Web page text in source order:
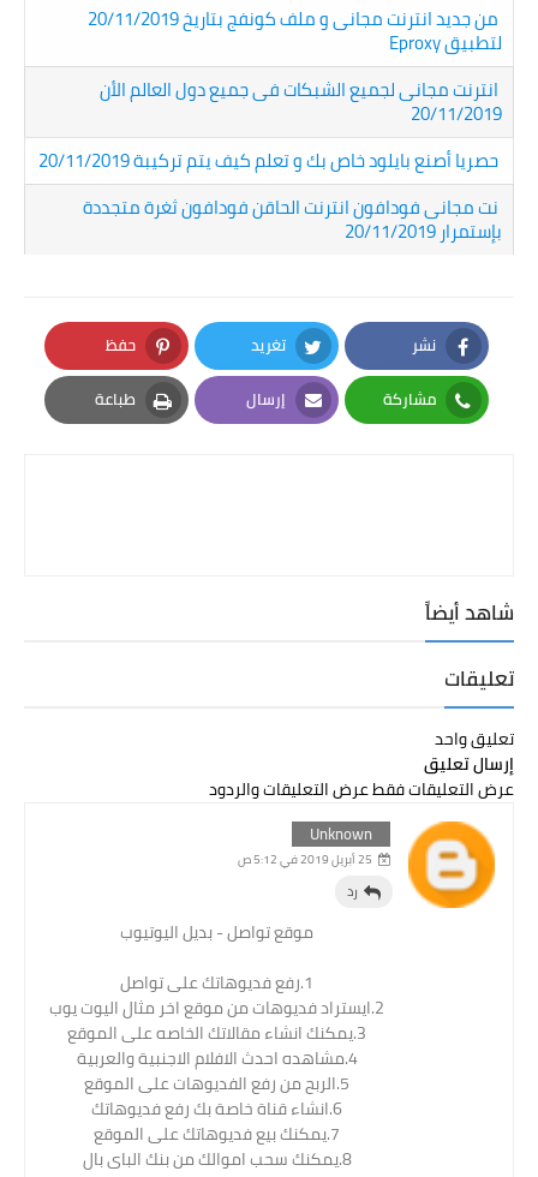
من جديد انترنت مجانى و ملف كونفج بتاريخ 20/11/2019
لتطبيق Eproxy
انترنت مجانى لجميع الشبكات فى جميع دول العالم الأن
20/11/2019
حصريا أصنع بايلود خاص بك و تعلم كيف يتم تركيبة 20/11/2019
نت مجانى فودافون انترنت الحاقن فودافون ثغرة متجددة
بإستمرار 20/11/2019
نشر
Facebook
تغريد
Twitter
حفظ
Pinterest
مشاركة
Whatsapp
إرسال
Email
طباعة
Print
شاهد أيضاً
تعليقات
تعليق واحد
إرسال تعليق
عرض التعليقات فقطعرض التعليقات والردود
Unknown
25 أبريل 2019 في 5:12 ص
موقع تواصل - بديل اليوتيوب
1.رفع فديوهاتك على تواصل
2.ايستراد فديوهات من موقع اخر مثال اليوت يوب
3.يمكنك انشاء مقالاتك الخاصه على الموقع
4.مشاهده احدث الافلام الاجنبية والعربية
5.الربح من رفع الفديوهات على الموقع
6.انشاء قناة خاصة بك رفع فديوهاتك
7.يمكنك بيع فديوهاتك على الموقع
8.يمكنك سحب اموالك من بنك الباى بال
رد